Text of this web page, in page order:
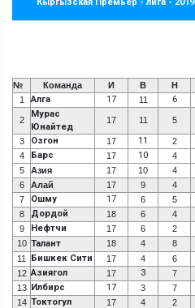
№ Команда И В Н
1
Алга 17 11 6
2
Мурас
Юнайтед
17 11 5
3 Озгон 17 11 2
4 Барс 17 10 4
5 Азия 17 10 4
6
Алай 17 9 4
7
Ошму 17 6 5
8 Дордой 18 6 4
9 Нефтчи 17 6 2
10 Талант 18 4 8
11
Бишкек Сити 17 4 6
12 Азиягол 17 3 7
13 Илбирс 17 3 7
14 Токтогул 17 4 2